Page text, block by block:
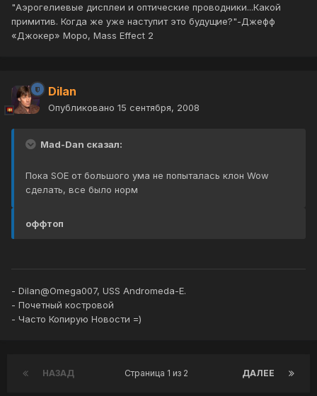
"Аэрогелиевые дисплеи и оптические проводники...Какой
примитив. Когда же уже наступит это будущие?"-Джефф
«Джокер» Моро, Mass Effect 2
Dilan
Опубликовано 15 сентября, 2008
Mad-Dan сказал:
Пока SOE от большого ума не попыталась клон Wow
сделать, все было норм
оффтоп
- Dilan@Omega007, USS Andromeda-E.
- Почетный костровой
- Часто Копирую Новости =)
НАЗАД ДАЛЕЕ
Страница 1 из 2